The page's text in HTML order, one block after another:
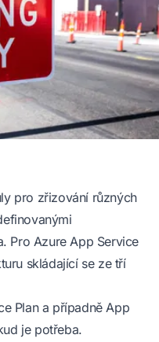
pro zřizování různých
Pro Azure App Service
skládající se ze tří
Plan a případně App
je potřeba.